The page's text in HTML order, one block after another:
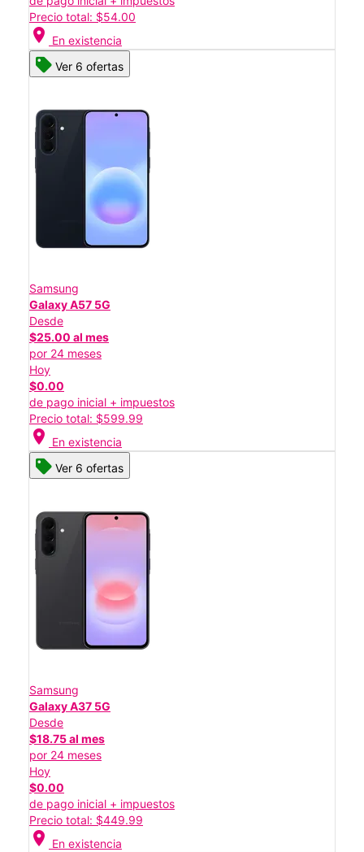
Precio total: $54.00
location_on En existencia
Ver 6 ofertas
Samsung
Galaxy A57 5G
Desde
$25.00 al mes
por 24 meses
Hoy
$0.00
de pago inicial + impuestos
Precio total: $599.99
location_on En existencia
Ver 6 ofertas
Samsung
Galaxy A37 5G
Desde
$18.75 al mes
por 24 meses
Hoy
$0.00
de pago inicial + impuestos
Precio total: $449.99
location_on En existencia